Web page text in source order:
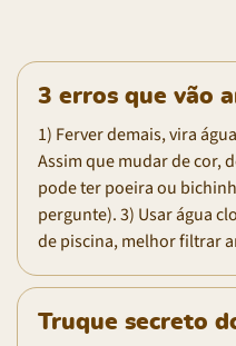
3 erros que vão
1) Ferver demais, vira
Assim que mudar de cor,
pode ter poeira ou
pergunte). 3) Usar água
de piscina, melhor filtrar
Truque secreto